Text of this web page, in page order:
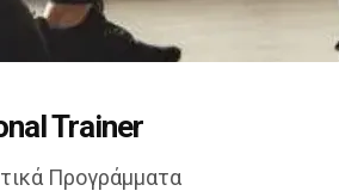
Trainer
Προγράμματα